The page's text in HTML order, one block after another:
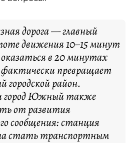
дорога — главный
движения 10–15 минут
в 20 минутах
превращает
городской район.
город Южный также
от развития
сообщения: станция
стать транспортным